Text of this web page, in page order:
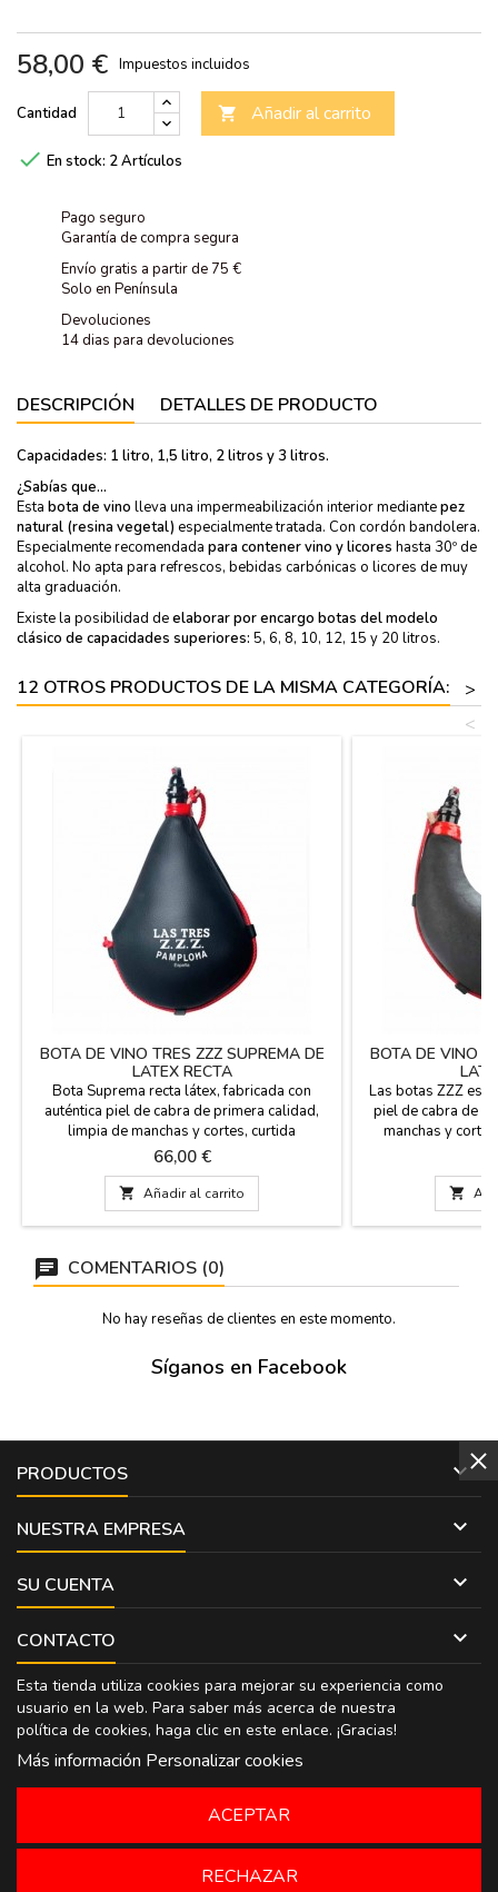
58,00 € Impuestos incluidos
Cantidad  Añadir al carrito
 En stock: 2 Artículos
Pago seguro
Garantía de compra segura
Envío gratis a partir de 75 €
Solo en Península
Devoluciones
14 dias para devoluciones
DESCRIPCIÓN DETALLES DE PRODUCTO
Capacidades: 1 litro, 1,5 litro, 2 litros y 3 litros.
¿Sabías que...
Esta bota de vino lleva una impermeabilización interior mediantepez
natural (resina vegetal) especialmente tratada. Con cordón bandolera.
Especialmente recomendada para contener vino y licores hasta 30º de
alcohol. No apta para refrescos, bebidas carbónicas o licores de muy
alta graduación.
Existe la posibilidad deelaborar por encargo botas del modelo
clásico de capacidades superiores: 5, 6, 8, 10, 12, 15 y 20 litros.
12 OTROS PRODUCTOS DE LA MISMA CATEGORÍA:
>
<
BOTA DE VINO TRES ZZZ SUPREMA DE
LATEX RECTA
Bota Suprema recta látex, fabricada con
auténtica piel de cabra de primera calidad,
limpia de manchas y cortes, curtida
vegetalmente mediante un proceso artesanal
y tratada por impregnación. Costura de la
bota reforzada mediante triple cosido. Brocal
superior de cierre en baquelita, totalmente
hermético. Con cordón bandolera.
Precio
66,00 €
 Añadir al carrito
BOTA DE VINO
Las botas ZZZ
piel de cabra de
manchas y
impregnación.
mediante triple
cierre en

COMENTARIOS (0)
No hay reseñas de clientes en este momento.
Síganos en Facebook
PRODUCTOS 
NUESTRA EMPRESA 
SU CUENTA 
CONTACTO 
Esta tienda utiliza cookies para mejorar su experiencia como
usuario en la web. Para saber más acerca de nuestra
política de cookies, haga clic en este enlace. ¡Gracias!
Más información Personalizar cookies
RECHAZAR
ACEPTAR